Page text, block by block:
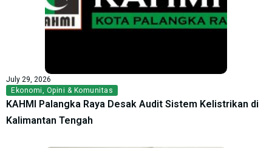
July 29, 2026
Ekonomi, Opini & Komunitas
KAHMI Palangka Raya Desak Audit Sistem Kelistrikan di
Kalimantan Tengah